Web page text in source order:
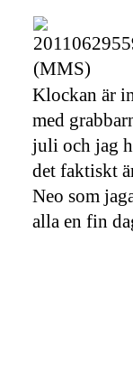
Klockan är
med
juli och jag
det faktiskt
Neo som
alla en fin